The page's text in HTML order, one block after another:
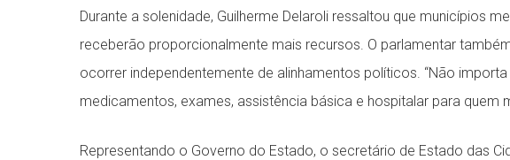
Durante a solenidade, Guilherme Delaroli ressaltou que municípios
receberão proporcionalmente mais recursos. O parlamentar
ocorrer independentemente de alinhamentos políticos. “Não
medicamentos, exames, assistência básica e hospitalar para quem
Representando o Governo do Estado, o secretário de Estado das